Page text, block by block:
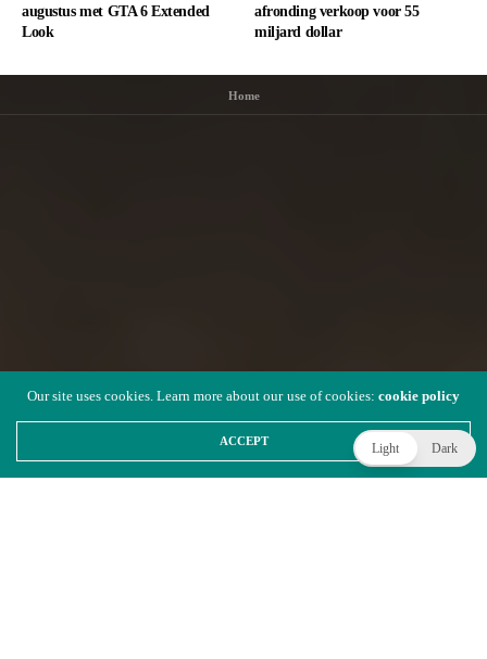
augustus met GTA 6 Extended
Look
afronding verkoop voor 55
miljard dollar
Home
Light Dark
Our site uses cookies. Learn more about our use of cookies: cookie policy
ACCEPT